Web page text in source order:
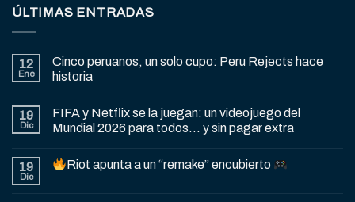
ÚLTIMAS ENTRADAS
12
Ene
Cinco peruanos, un solo cupo: Peru Rejects hace
historia
19
Dic
FIFA y Netflix se la juegan: un videojuego del
Mundial 2026 para todos… y sin pagar extra
19
Dic
Riot apunta a un “remake” encubierto